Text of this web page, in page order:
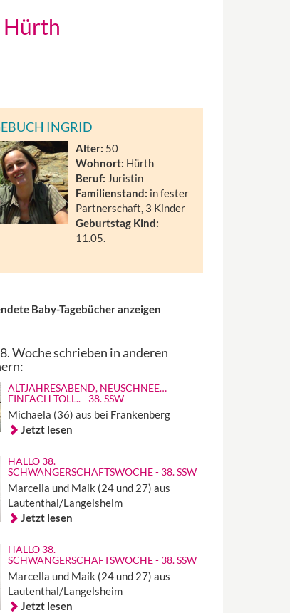
Hürth
INGRID
Alter: 50
Wohnort: Hürth
Beruf: Juristin
Familienstand: in fester
Partnerschaft, 3 Kinder
Geburtstag Kind:
11.05.
Baby-Tagebücher anzeigen
Woche schrieben in anderen
ALTJAHRESABEND, NEUSCHNEE…
EINFACH TOLL.. - 38. SSW
Michaela (36) aus bei Frankenberg
Jetzt lesen
HALLO 38.
SCHWANGERSCHAFTSWOCHE - 38. SSW
Marcella und Maik (24 und 27) aus
Lautenthal/Langelsheim
Jetzt lesen
HALLO 38.
SCHWANGERSCHAFTSWOCHE - 38. SSW
Marcella und Maik (24 und 27) aus
Lautenthal/Langelsheim
Jetzt lesen